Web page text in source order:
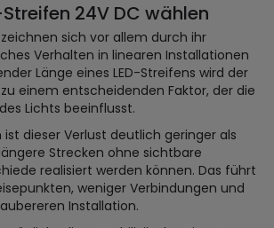
24V DC wählen
sich vor allem durch ihr
Verhalten in linearen Installationen
Länge eines LED-Streifens wird der
einem entscheidenden Faktor, der die
Lichts beeinflusst.
dieser Verlust deutlich geringer als
Strecken ohne sichtbare
realisiert werden können. Das führt
weniger Verbindungen und
Installation.